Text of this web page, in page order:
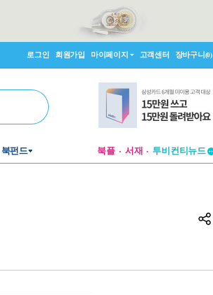
로그인 회원가입 마이페이지 고객센터 장바구니(0)
북펀드 북플 서재
창작플랫폼